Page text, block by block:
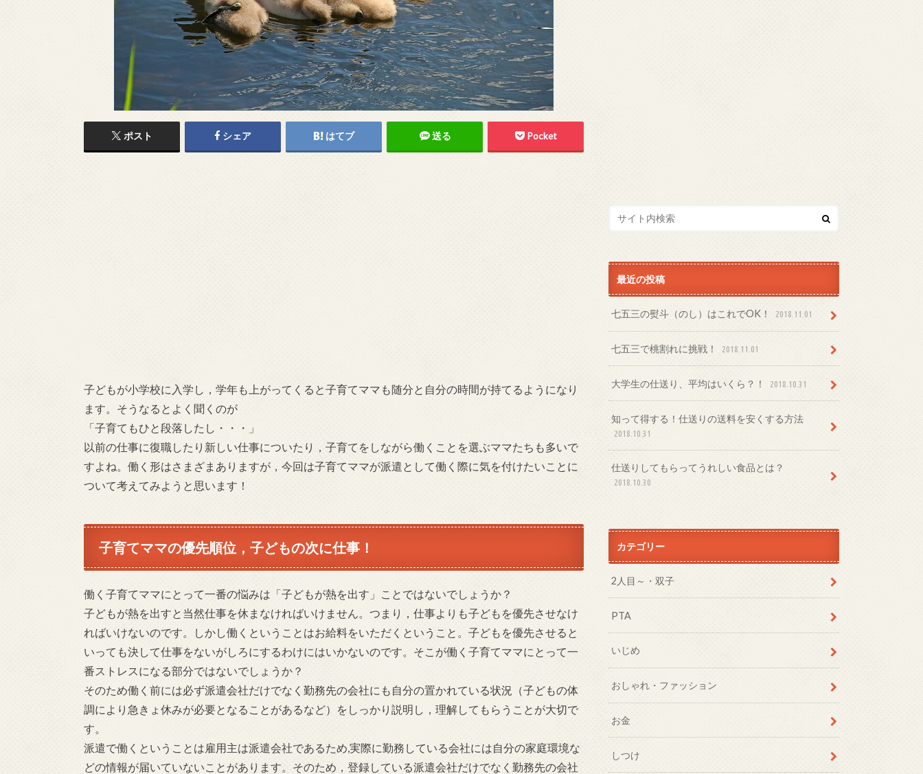
ポスト シェア はてブ 送る Pocket
子どもが小学校に入学し，学年も上がってくると子育てママも随分と自分の時間が持てるようになり
ます。そうなるとよく聞くのが
「子育てもひと段落したし・・・」
以前の仕事に復職したり新しい仕事についたり，子育てをしながら働くことを選ぶママたちも多いで
すよね。働く形はさまざまありますが，今回は子育てママが派遣として働く際に気を付けたいことに
ついて考えてみようと思います！
子育てママの優先順位，子どもの次に仕事！
働く子育てママにとって一番の悩みは「子どもが熱を出す」ことではないでしょうか？
子どもが熱を出すと当然仕事を休まなければいけません。つまり，仕事よりも子どもを優先させなけ
ればいけないのです。しかし働くということはお給料をいただくということ。子どもを優先させると
いっても決して仕事をないがしろにするわけにはいかないのです。そこが働く子育てママにとって一
番ストレスになる部分ではないでしょうか？
そのため働く前には必ず派遣会社だけでなく勤務先の会社にも自分の置かれている状況（子どもの体
調により急きょ休みが必要となることがあるなど）をしっかり説明し，理解してもらうことが大切で
す。
派遣で働くということは雇用主は派遣会社であるため,実際に勤務している会社には自分の家庭環境な
どの情報が届いていないことがあります。そのため，登録している派遣会社だけでなく勤務先の会社
最近の投稿
七五三の熨斗（のし）はこれでOK！ 2018.11.01
七五三で桃割れに挑戦！ 2018.11.01
大学生の仕送り、平均はいくら？！ 2018.10.31
知って得する！仕送りの送料を安くする方法
2018.10.31
仕送りしてもらってうれしい食品とは？
2018.10.30
カテゴリー
2人目～・双子
PTA
いじめ
おしゃれ・ファッション
お金
しつけ